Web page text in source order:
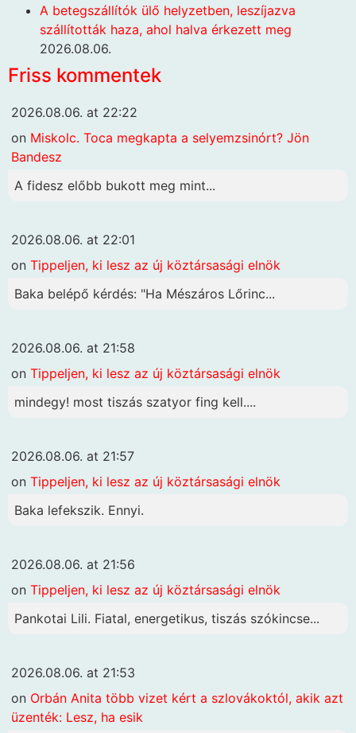
A betegszállítók ülő helyzetben, leszíjazva
szállították haza, ahol halva érkezett meg
2026.08.06.
Friss kommentek
2026.08.06. at 22:22
on Miskolc. Toca megkapta a selyemzsinórt? Jön
Bandesz
A fidesz előbb bukott meg mint...
2026.08.06. at 22:01
on Tippeljen, ki lesz az új köztársasági elnök
Baka belépő kérdés: "Ha Mészáros Lőrinc...
2026.08.06. at 21:58
on Tippeljen, ki lesz az új köztársasági elnök
mindegy! most tiszás szatyor fing kell....
2026.08.06. at 21:57
on Tippeljen, ki lesz az új köztársasági elnök
Baka lefekszik. Ennyi.
2026.08.06. at 21:56
on Tippeljen, ki lesz az új köztársasági elnök
Pankotai Lili. Fiatal, energetikus, tiszás szókincse...
2026.08.06. at 21:53
on Orbán Anita több vizet kért a szlovákoktól, akik azt
üzenték: Lesz, ha esik